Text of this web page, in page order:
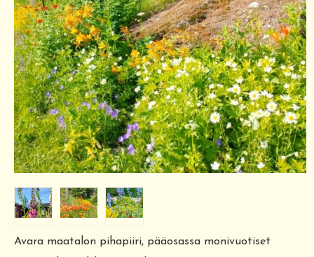
Avara maatalon pihapiiri, pääosassa monivuotiset